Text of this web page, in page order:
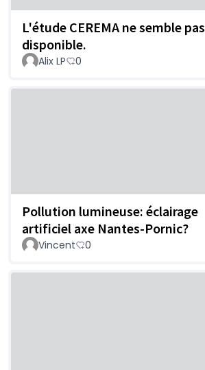
L'étude CEREMA ne semble pas
disponible.
Alix LP 0
Pollution lumineuse: éclairage
artificiel axe Nantes-Pornic?
Vincent 0